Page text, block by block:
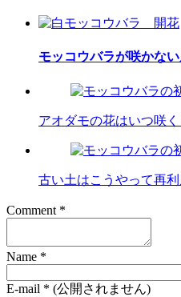
モッコウバラが咲かな
アオダモの花はいつ咲
古い土はこうやって再
Comment *
Name *
E-mail * (公開されません)